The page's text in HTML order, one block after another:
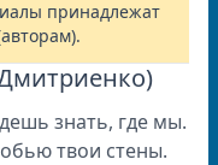
принадлежат
знать, где мы.
твои стены.